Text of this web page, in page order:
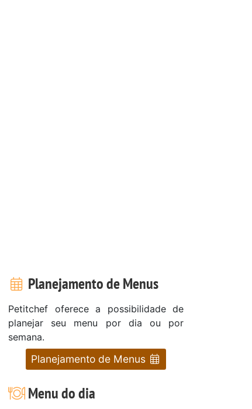
Planejamento de Menus
Petitchef oferece a possibilidade de
planejar seu menu por dia ou por
semana.
Planejamento de Menus
Menu do dia